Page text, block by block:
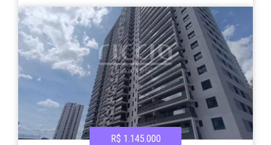
R$ 1.145.000